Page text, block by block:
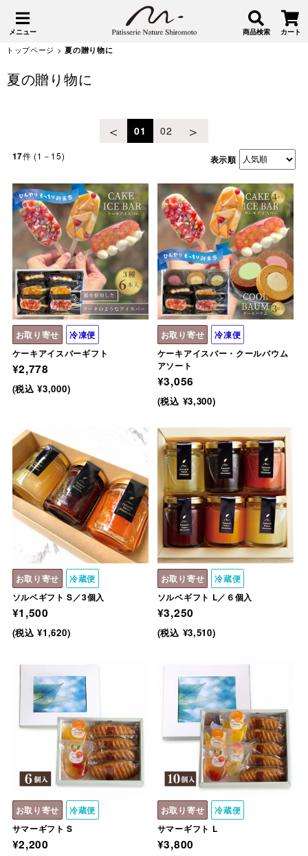
メニュー 商品検索 カート
トップページ >夏の贈り物に
夏の贈り物に
＜ 01 02 ＞
17件 (1－15) 表示順
お取り寄せ
冷凍便
ケーキアイスバーギフト
¥2,778
(税込 ¥3,000)
お取り寄せ
冷凍便
ケーキアイスバー・クールバウム
アソート
¥3,056
(税込 ¥3,300)
お取り寄せ
冷蔵便
ソルベギフト S／3個入
¥1,500
(税込 ¥1,620)
お取り寄せ
冷蔵便
ソルベギフト L／６個入
¥3,250
(税込 ¥3,510)
お取り寄せ
冷蔵便
サマーギフト S
¥2,200
お取り寄せ
冷蔵便
サマーギフト L
¥3,800